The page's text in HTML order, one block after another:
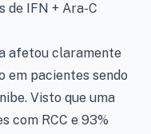
de IFN + Ara-C
afetou claramente
em pacientes sendo
Visto que uma
com RCC e 93%